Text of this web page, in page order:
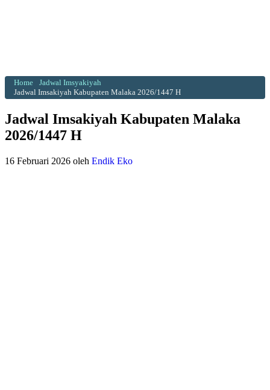
Home
Jadwal Imsyakiyah
Jadwal Imsakiyah Kabupaten Malaka 2026/1447 H
Jadwal Imsakiyah Kabupaten Malaka
2026/1447 H
16 Februari 2026 oleh Endik Eko